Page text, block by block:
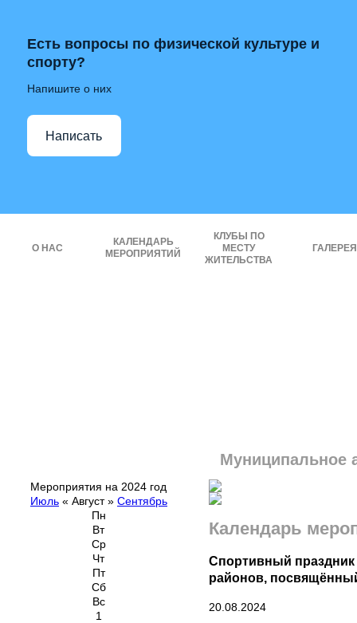
Есть вопросы по физической культуре и
спорту?
Напишите о них
Написать
О НАС
КАЛЕНДАРЬ
МЕРОПРИЯТИЙ
КЛУБЫ ПО
МЕСТУ
ЖИТЕЛЬСТВА
ГАЛЕРЕЯ
Муниципальное
Мероприятия на 2024 год
Июль « Август» Сентябрь
Пн
Вт
Ср
Чт
Пт
Сб
Вс
1
Календарь
Спортивный праздник
районов,
20.08.2024